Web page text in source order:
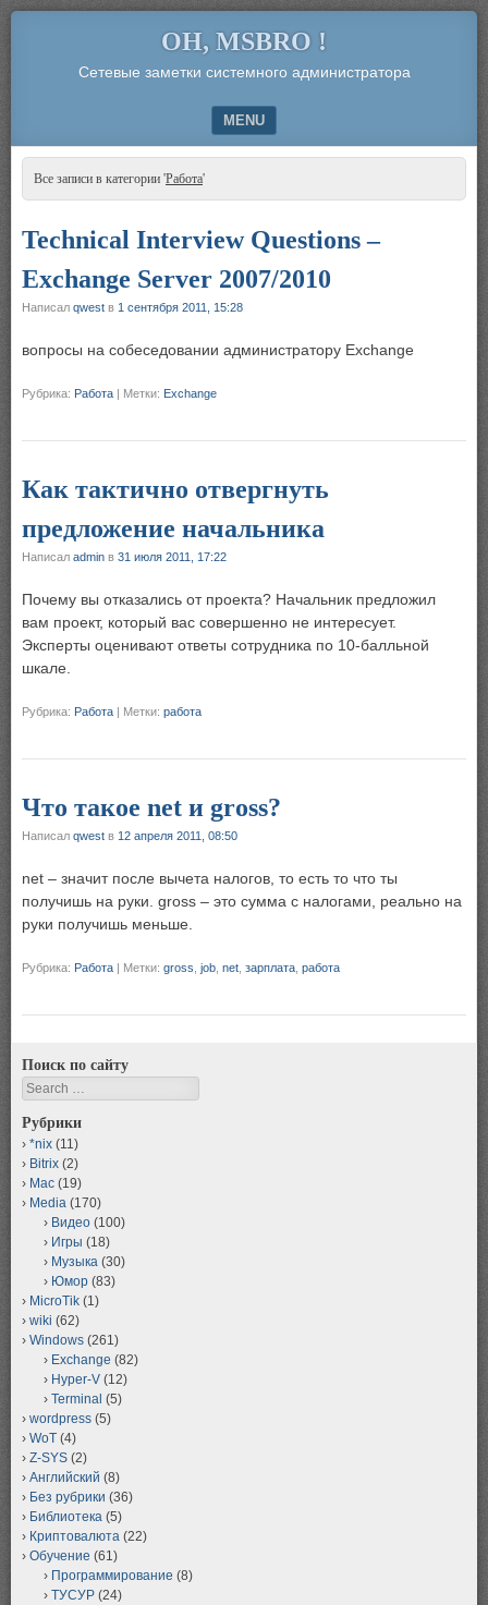
OH, MSBRO !
Сетевые заметки системного администратора
MENU
SKIP TO CONTENT
Все записи в категории 'Работа'
Technical Interview Questions –
Exchange Server 2007/2010
Написал qwest в 1 сентября 2011, 15:28
вопросы на собеседовании администратору Exchange
Рубрика: Работа | Метки: Exchange
Как тактично отвергнуть
предложение начальника
Написал admin в 31 июля 2011, 17:22
Почему вы отказались от проекта? Начальник предложил
вам проект, который вас совершенно не интересует.
Эксперты оценивают ответы сотрудника по 10-балльной
шкале.
Рубрика: Работа | Метки: работа
Что такое net и gross?
Написал qwest в 12 апреля 2011, 08:50
net – значит после вычета налогов, то есть то что ты
получишь на руки. gross – это сумма с налогами, реально на
руки получишь меньше.
Рубрика: Работа | Метки: gross job net зарплата работа
Поиск по сайту
Search
Рубрики
*nix (11)
Bitrix (2)
Mac (19)
Media (170)
Видео (100)
Игры (18)
Музыка (30)
Юмор (83)
MicroTik (1)
wiki (62)
Windows (261)
Exchange (82)
Hyper-V (12)
Terminal (5)
wordpress (5)
WoT (4)
Z-SYS (2)
Английский (8)
Без рубрики (36)
Библиотека (5)
Криптовалюта (22)
Обучение (61)
Программирование (8)
ТУСУР (24)